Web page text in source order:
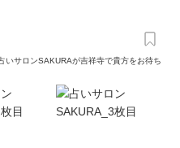
いサロンSAKURAが吉祥寺で貴方をお待ち